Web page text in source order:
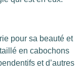
pour sa beauté et
en cabochons
et d’autres